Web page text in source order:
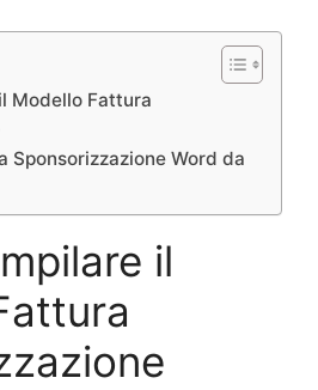
Modello Fattura
Sponsorizzazione Word da
il